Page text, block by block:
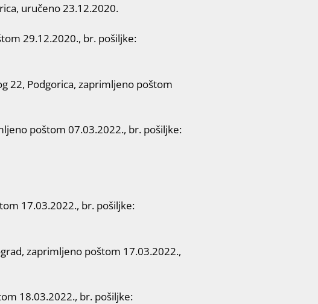
uručeno 23.12.2020.
29.12.2020., br. pošiljke:
22, Podgorica, zaprimljeno poštom
poštom 07.03.2022., br. pošiljke:
17.03.2022., br. pošiljke:
zaprimljeno poštom 17.03.2022.,
18.03.2022., br. pošiljke: